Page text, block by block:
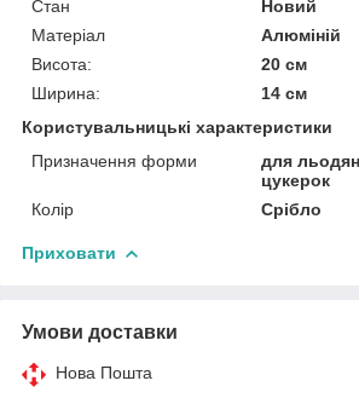
Стан
Новий
Матеріал
Алюміній
Висота:
20 см
Ширина:
14 см
Користувальницькі характеристики
Призначення форми
для
цукерок
Колір
Срібло
Приховати
Умови доставки
Нова Пошта